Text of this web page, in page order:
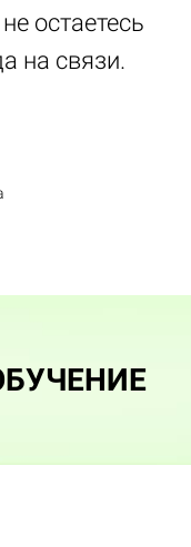
остаетесь
на связи.